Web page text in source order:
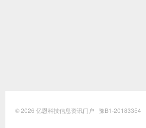
© 2026 亿恩科技信息资讯门户 豫B1-20183354